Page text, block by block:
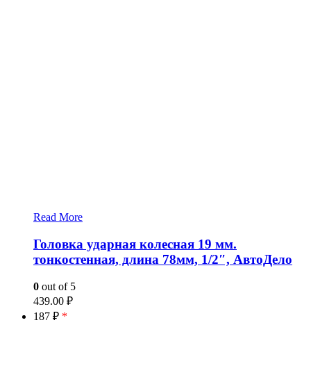
Read More
Головка ударная колесная 19 мм.
тонкостенная, длина 78мм, 1/2″, АвтоДело
0 out of 5
439.00 ₽
187 ₽ *